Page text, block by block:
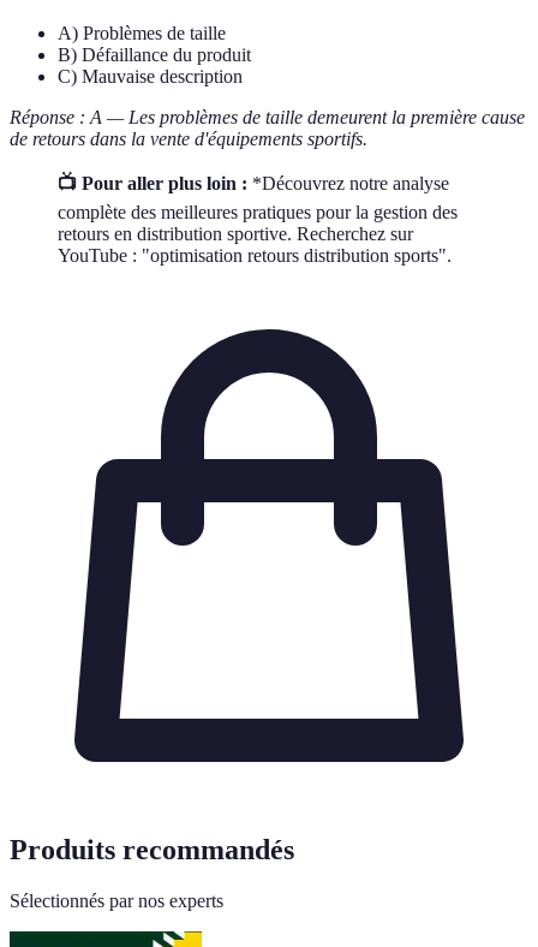
A) Problèmes de taille
B) Défaillance du produit
C) Mauvaise description
Réponse : A — Les problèmes de taille demeurent la première cause
de retours dans la vente d'équipements sportifs.
📺 Pour aller plus loin : *Découvrez notre analyse
complète des meilleures pratiques pour la gestion des
retours en distribution sportive. Recherchez sur
YouTube : "optimisation retours distribution sports".
Produits recommandés
Sélectionnés par nos experts